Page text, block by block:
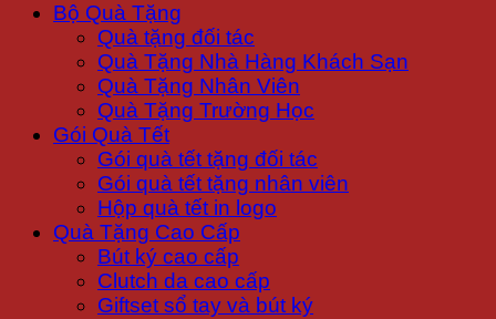
Bộ Quà Tặng
Quà tặng đối tác
Quà Tặng Nhà Hàng Khách Sạn
Quà Tặng Nhân Viên
Quà Tặng Trường Học
Gói Quà Tết
Gói quà tết tặng đối tác
Gói quà tết tặng nhân viên
Hộp quà tết in logo
Quà Tặng Cao Cấp
Bút ký cao cấp
Clutch da cao cấp
Giftset sổ tay và bút ký